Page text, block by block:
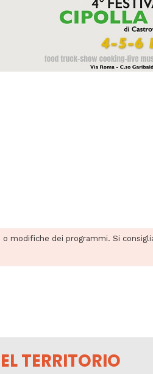
modifiche dei programmi. Si
TERRITORIO